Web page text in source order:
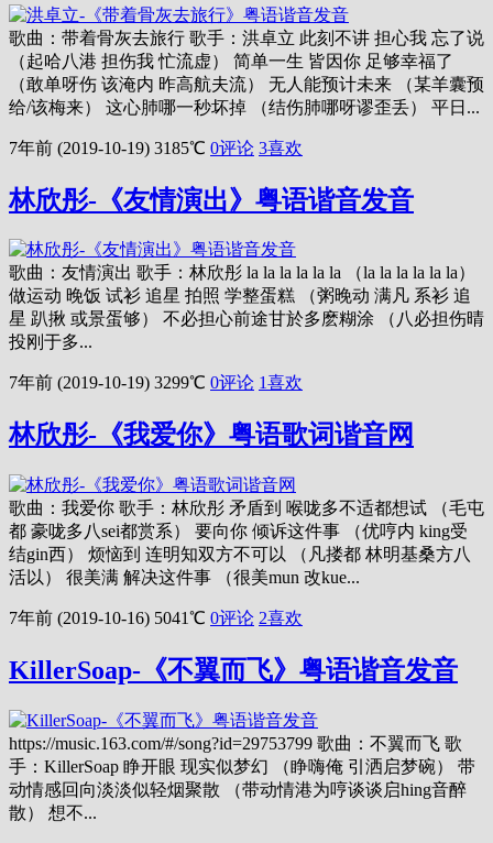
歌曲：带着骨灰去旅行 歌手：洪卓立 此刻不讲 担心我 忘了说
（起哈八港 担伤我 忙流虚） 简单一生 皆因你 足够幸福了
（敢单呀伤 该淹内 昨高航夫流） 无人能预计未来 （某羊囊预
给/该梅来） 这心肺哪一秒坏掉 （结伤肺哪呀谬歪丢） 平日...
7年前 (2019-10-19) 3185℃ 0评论 3喜欢
林欣彤-《友情演出》粤语谐音发音
歌曲：友情演出 歌手：林欣彤 la la la la la la （la la la la la la）
做运动 晚饭 试衫 追星 拍照 学整蛋糕 （粥晚动 满凡 系衫 追
星 趴揪 或景蛋够） 不必担心前途甘於多麽糊涂 （八必担伤晴
投刚于多...
7年前 (2019-10-19) 3299℃ 0评论 1喜欢
林欣彤-《我爱你》粤语歌词谐音网
歌曲：我爱你 歌手：林欣彤 矛盾到 喉咙多不适都想试 （毛屯
都 豪咙多八sei都赏系） 要向你 倾诉这件事 （优哼内 king受
结gin西） 烦恼到 连明知双方不可以 （凡搂都 林明基桑方八
活以） 很美满 解决这件事 （很美mun 改kue...
7年前 (2019-10-16) 5041℃ 0评论 2喜欢
KillerSoap-《不翼而飞》粤语谐音发音
https://music.163.com/#/song?id=29753799 歌曲：不翼而飞 歌
手：KillerSoap 睁开眼 现实似梦幻 （睁嗨俺 引洒启梦碗） 带
动情感回向淡淡似轻烟聚散 （带动情港为哼谈谈启hing音醉
散） 想不...